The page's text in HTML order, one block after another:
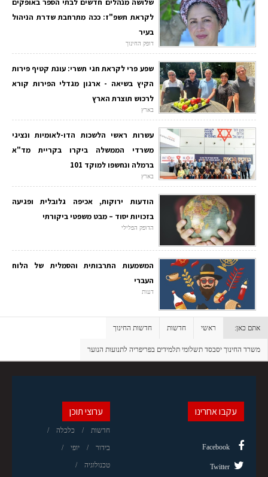
שלושה מנהלים חדשים לבתי הספר באופקים
לקראת תשפ"ז: ככה מתרחבת שדרת הניהול
בעיר
דופק החינוך
שפע פרי לקראת חגי תשרי: עונת קטיף פירות
הקיץ בשיאה - ארגון מגדלי הפירות קורא
לרכוש תוצרת הארץ
בארץ
עשרות ראשי הלשכות הדו-לאומיות ונציגי
משרדי הממשלה ביקרו בקריית מד"א
ברמלה ונחשפו למוקד 101
בארץ
הודעות ירוקות, אכיפה גלובלית ופגיעה
בזכויות יסוד – מבט משפטי ביקורתי
הדופק הפלילי
המשמעות התרבותית והסמלית של הלוח
העברי
דעות
אתם כאן: ראשי חדשות חדשות החינוך
משרד החינוך יסבסד תשלומי תלמידים בפריפריה לתנועות הנוער
ערוצי תוכן
חדשות כלכלה
בידור יופי
טכנולוגיה
עקבו אחרינו
Facebook
Twitter